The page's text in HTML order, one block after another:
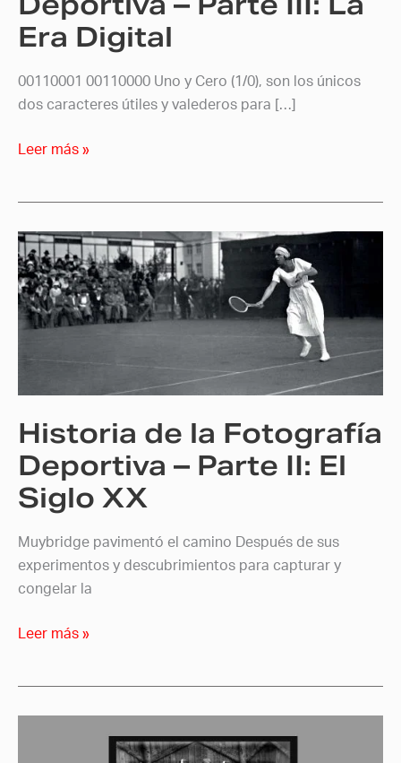
Era Digital
00110001 00110000 Uno y Cero (1/0), son los únicos
dos caracteres útiles y valederos para […]
Digital
Leer más »
Historia de la Fotografía
Deportiva – Parte II: El
Siglo XX
Muybridge pavimentó el camino Después de sus
experimentos y descubrimientos para capturar y
congelar la
Historia
de
la
Fotografía
Deportiva
El
XX
Leer más »